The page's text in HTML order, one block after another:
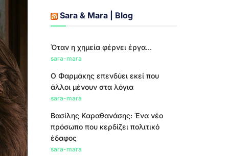
Sara & Mara | Blog
Όταν η χημεία φέρνει έργα...
sara-mara
Ο Φαρμάκης επενδύει εκεί που
άλλοι μένουν στα λόγια
sara-mara
Βασίλης Καραθανάσης: Ένα νέο
πρόσωπο που κερδίζει πολιτικό
έδαφος
sara-mara